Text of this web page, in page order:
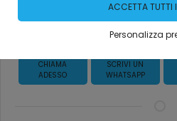
ACCETTA TUTTI
Personalizza
Richiedi
CHIAMA
ADESSO
SCRIVI UN
WHATSAPP